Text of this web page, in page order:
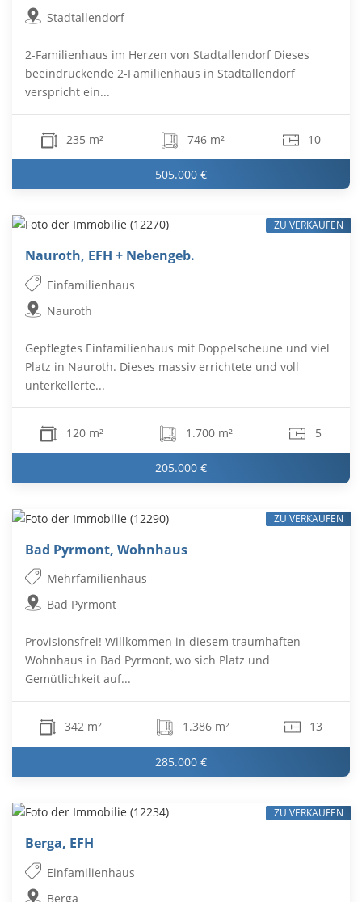
Stadtallendorf
2-Familienhaus im Herzen von Stadtallendorf Dieses
beeindruckende 2-Familienhaus in Stadtallendorf
verspricht ein...
235 m² 746 m² 10
505.000 €
Nauroth, EFH + Nebengeb.
Einfamilienhaus
Nauroth
Gepflegtes Einfamilienhaus mit Doppelscheune und viel
Platz in Nauroth. Dieses massiv errichtete und voll
unterkellerte...
120 m² 1.700 m² 5
205.000 €
ZU VERKAUFEN
Bad Pyrmont, Wohnhaus
Mehrfamilienhaus
Bad Pyrmont
Provisionsfrei! Willkommen in diesem traumhaften
Wohnhaus in Bad Pyrmont, wo sich Platz und
Gemütlichkeit auf...
342 m² 1.386 m² 13
285.000 €
ZU VERKAUFEN
Berga, EFH
Einfamilienhaus
Berga
ZU VERKAUFEN